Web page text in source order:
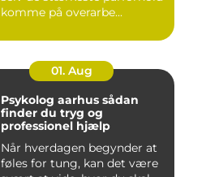
komme på overarbe...
01. Aug
Psykolog aarhus sådan
finder du tryg og
professionel hjælp
Når hverdagen begynder at
føles for tung, kan det være